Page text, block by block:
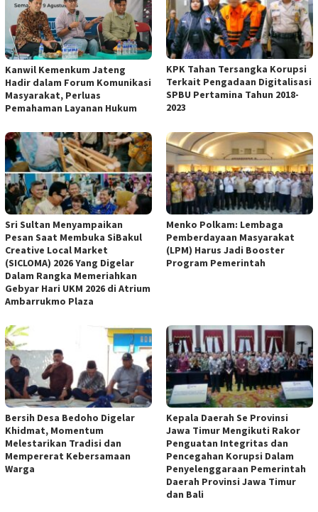
Kanwil Kemenkum Jateng
Hadir dalam Forum Komunikasi
Masyarakat, Perluas
Pemahaman Layanan Hukum
KPK Tahan Tersangka Korupsi
Terkait Pengadaan Digitalisasi
SPBU Pertamina Tahun 2018-
2023
Sri Sultan Menyampaikan
Pesan Saat Membuka SiBakul
Creative Local Market
(SICLOMA) 2026 Yang Digelar
Dalam Rangka Memeriahkan
Gebyar Hari UKM 2026 di Atrium
Ambarrukmo Plaza
Menko Polkam: Lembaga
Pemberdayaan Masyarakat
(LPM) Harus Jadi Booster
Program Pemerintah
Bersih Desa Bedoho Digelar
Khidmat, Momentum
Melestarikan Tradisi dan
Mempererat Kebersamaan
Warga
Kepala Daerah Se Provinsi
Jawa Timur Mengikuti Rakor
Penguatan Integritas dan
Pencegahan Korupsi Dalam
Penyelenggaraan Pemerintah
Daerah Provinsi Jawa Timur
dan Bali